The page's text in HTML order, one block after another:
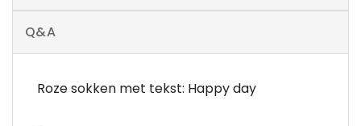
Q&A
Roze sokken met tekst: Happy day